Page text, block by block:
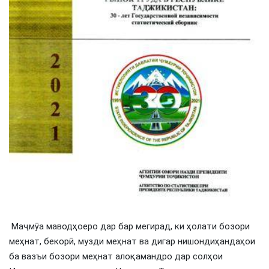
Маҷмӯа маводҳоеро дар бар мегирад, ки ҳолати бозори
меҳнат, бекорӣ, музди меҳнат ва дигар нишондиҳандаҳои
ба вазъи бозори меҳнат алоқамандро дар солҳои